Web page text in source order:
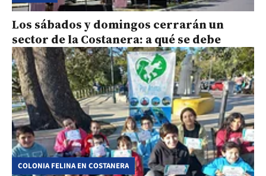
Los sábados y domingos cerrarán un
sector de la Costanera: a qué se debe
COLONIA FELINA EN COSTANERA